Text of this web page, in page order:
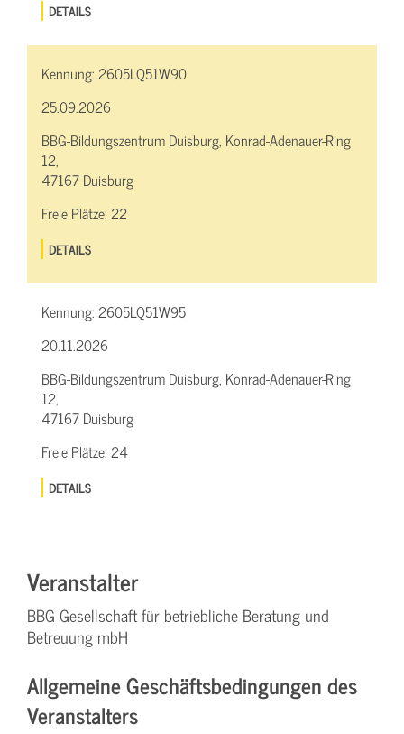
DETAILS
Kennung:2605LQ51W90
25.09.2026
BBG-Bildungszentrum Duisburg, Konrad-Adenauer-Ring
12,
47167 Duisburg
Freie Plätze:22
DETAILS
Kennung:2605LQ51W95
20.11.2026
BBG-Bildungszentrum Duisburg, Konrad-Adenauer-Ring
12,
47167 Duisburg
Freie Plätze:24
DETAILS
Veranstalter
BBG Gesellschaft für betriebliche Beratung und
Betreuung mbH
Allgemeine Geschäftsbedingungen des
Veranstalters